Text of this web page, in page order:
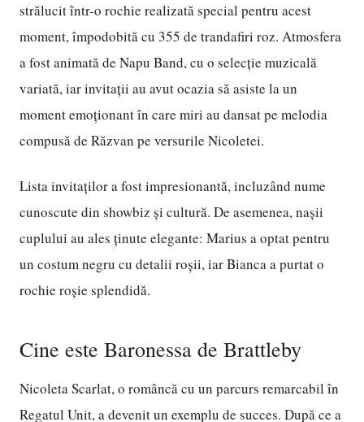
strălucit într-o rochie realizată special pentru acest
moment, împodobită cu 355 de trandafiri roz. Atmosfera
a fost animată de Napu Band, cu o selecție muzicală
variată, iar invitații au avut ocazia să asiste la un
moment emoționant în care miri au dansat pe melodia
compusă de Răzvan pe versurile Nicoletei.
Lista invitaților a fost impresionantă, incluzând nume
cunoscute din showbiz și cultură. De asemenea, nașii
cuplului au ales ținute elegante: Marius a optat pentru
un costum negru cu detalii roșii, iar Bianca a purtat o
rochie roșie splendidă.
Cine este Baronessa de Brattleby
Nicoleta Scarlat, o româncă cu un parcurs remarcabil în
Regatul Unit, a devenit un exemplu de succes. După ce a